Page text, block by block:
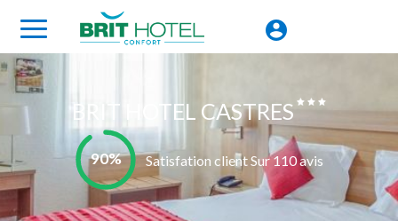
BRIT HOTEL CASTRES
90% Satisfation client Sur 110 avis